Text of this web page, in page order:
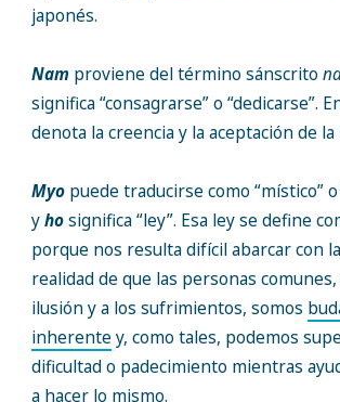
japonés.
Nam proviene del término sánscrito
significa “consagrarse” o “dedicarse”.
denota la creencia y la aceptación de la
Myopuede traducirse como “místico”
yhosignifica “ley”. Esa ley se define
porque nos resulta difícil abarcar con
realidad de que las personas
ilusión y a los sufrimientos, somos
inherente y, como tales, podemos
dificultad o padecimiento mientras
a hacer lo mismo.